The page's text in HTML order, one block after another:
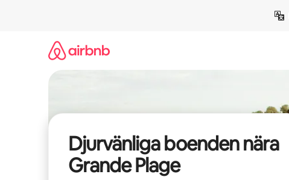
Djurvänliga boenden nära
Grande Plage